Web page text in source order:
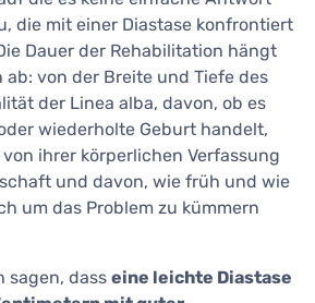
die mit einer Diastase konfrontiert
Dauer der Rehabilitation hängt
ab: von der Breite und Tiefe des
der Linea alba, davon, ob es
wiederholte Geburt handelt,
ihrer körperlichen Verfassung
und davon, wie früh und wie
um das Problem zu kümmern
sagen, dass eine leichte Diastase